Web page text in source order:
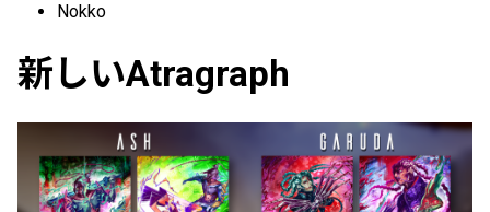
Nokko
新しいAtragraph